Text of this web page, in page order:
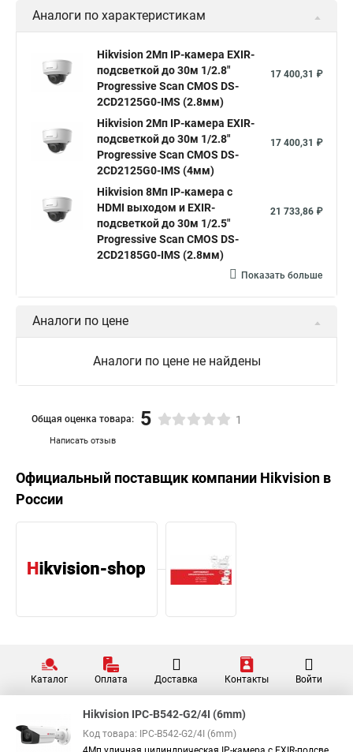
Камера Hikvision ds 2cd2442fwd
Уличная камера Hikvision ip camera
Hikvision поворотная камера Hikvision купольная
Нikvision микрофон Hikvision поворотная
Hikvision порты
Аналоги по характеристикам
Hikvision 2Мп IP-камера EXIR-
подсветкой до 30м 1/2.8"
Progressive Scan CMOS DS-
2CD2125G0-IMS (2.8мм)
17 400,31 ₽
Hikvision 2Мп IP-камера EXIR-
подсветкой до 30м 1/2.8"
Progressive Scan CMOS DS-
2CD2125G0-IMS (4мм)
17 400,31 ₽
Hikvision 8Мп IP-камера с
HDMI выходом и EXIR-
подсветкой до 30м 1/2.5"
Progressive Scan CMOS DS-
2CD2185G0-IMS (2.8мм)
21 733,86 ₽
Показать больше
Аналоги по цене
Аналоги по цене не найдены
Написать отзыв
Общая оценка товара: 5 1
Официальный поставщик компании Hikvision в
России
Каталог Оплата Доставка Контакты Войти
Hikvision IPC-B542-G2/4I (6mm)
Код товара: IPC-B542-G2/4I (6mm)